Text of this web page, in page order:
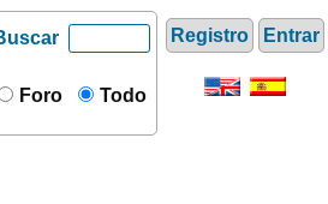
Registro Entrar
Foro Todo